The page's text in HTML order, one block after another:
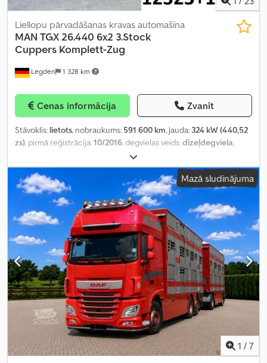
Legden 1 328 km
Liellopu pārvadāšanas kravas automašīna
MAN TGX 26.440 6x2 3.Stock
Cuppers Komplett-Zug
Cenas informācija Zvanīt
Stāvoklis: lietots, nobraukums: 591 600 km, jauda: 324 kW (440,52
zs) , pirmā reģistrācija:10/2016 , degvielas veids:dīzeļdegviela
, asu konfigurācija:
pārbaude (TÜV):11/2026, krāsa:zaļš, pārnesuma veids:
automātisks, emisijas klase: Euro 6, Aprīkojums:gaisa
kondicionēšana, navigācijas sistēma, stāvvietas sildītājs,
Mazā sludinājuma
1 / 7